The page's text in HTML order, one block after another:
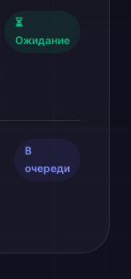
⏳
Ожидание
В
очереди